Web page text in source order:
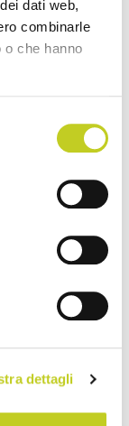
dati web,
combinarle
o che hanno
dettagli